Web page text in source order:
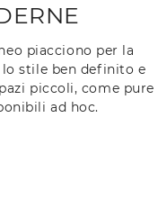
piacciono per la
stile ben definito e
piccoli, come pure
ad hoc.